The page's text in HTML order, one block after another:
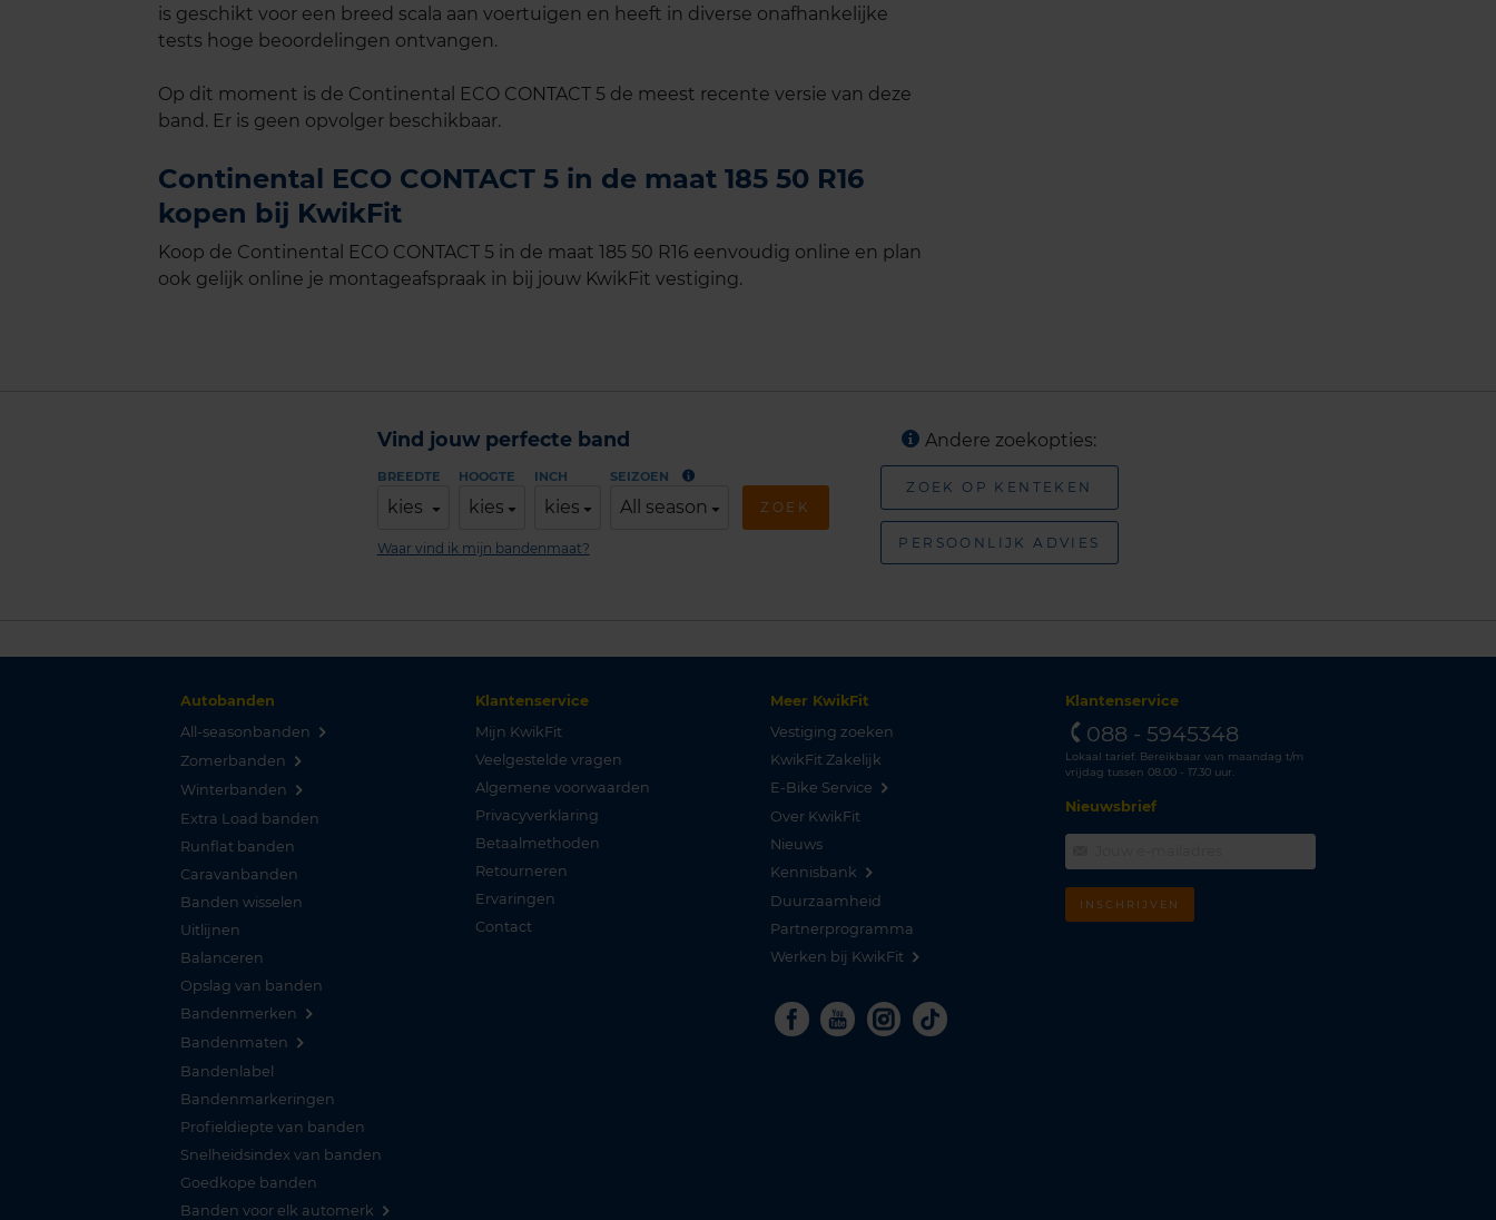
is geschikt voor een breed scala aan voertuigen en heeft in diverse onafhankelijke
tests hoge beoordelingen ontvangen.
Op dit moment is de Continental ECO CONTACT 5 de meest recente versie van deze
band. Er is geen opvolger beschikbaar.
Continental ECO CONTACT 5 in de maat 185 50 R16
kopen bij KwikFit
Koop de Continental ECO CONTACT 5 in de maat 185 50 R16 eenvoudig online en plan
ook gelijk online je montageafspraak in bij jouw KwikFit vestiging.
Vind jouw perfecte band
BREEDTE
kies
HOOGTE
kies
INCH
kies
SEIZOEN
All season ZOEK
Waar vind ik mijn bandenmaat?
Andere zoekopties:
ZOEK OP KENTEKEN
PERSOONLIJK ADVIES
Autobanden
All-seasonbanden
Zomerbanden
Winterbanden
Extra Load banden
Runflat banden
Caravanbanden
Banden wisselen
Uitlijnen
Balanceren
Opslag van banden
Bandenmerken
Bandenmaten
Bandenlabel
Bandenmarkeringen
Profieldiepte van banden
Snelheidsindex van banden
Goedkope banden
Banden voor elk automerk
Klantenservice
Mijn KwikFit
Veelgestelde vragen
Algemene voorwaarden
Privacyverklaring
Betaalmethoden
Retourneren
Ervaringen
Contact
Meer KwikFit
Vestiging zoeken
KwikFit Zakelijk
E-Bike Service
Over KwikFit
Nieuws
Kennisbank
Duurzaamheid
Partnerprogramma
Werken bij KwikFit
Facebook
YoutubeInstagram
Tiktok
Klantenservice
088 - 5945348
Lokaal tarief. Bereikbaar van maandag t/m
vrijdag tussen 08.00 - 17.30 uur.
Nieuwsbrief
INSCHRIJVEN